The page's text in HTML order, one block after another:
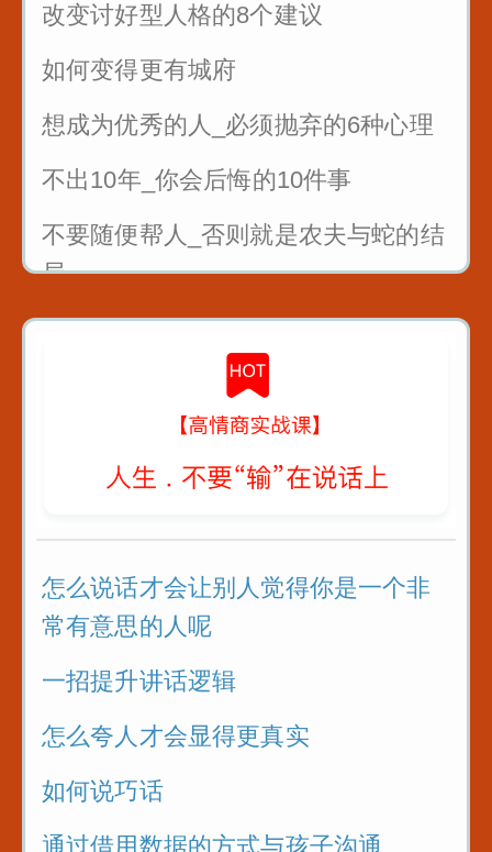
改变讨好型人格的8个建议
如何变得更有城府
想成为优秀的人_必须抛弃的6种心理
不出10年_你会后悔的10件事
不要随便帮人_否则就是农夫与蛇的结
局
曾国藩4条识人术_教你看人不走眼
对待不同人处世十法则
教你6招_没人能算计你
怎么说话才会让别人觉得你是一个非
常有意思的人呢
一招提升讲话逻辑
怎么夸人才会显得更真实
如何说巧话
通过借用数据的方式与孩子沟通